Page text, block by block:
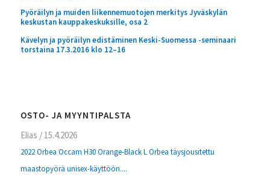
Pyöräilyn ja muiden liikennemuotojen merkitys Jyväskylän
keskustan kauppakeskuksille, osa 2
Kävelyn ja pyöräilyn edistäminen Keski-Suomessa -seminaari
torstaina 17.3.2016 klo 12–16
OSTO- JA MYYNTIPALSTA
Elias / 15.4.2026
2022 Orbea Occam H30 Orange-Black L Orbea täysjousitettu
maastopyörä unisex-käyttöön....